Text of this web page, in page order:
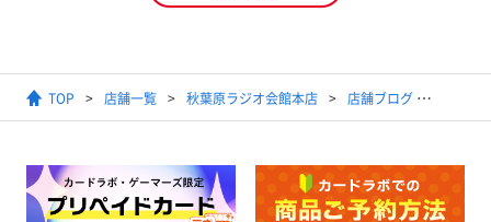
TOP 店舗一覧 秋葉原ラジオ会館本店 店舗ブログ